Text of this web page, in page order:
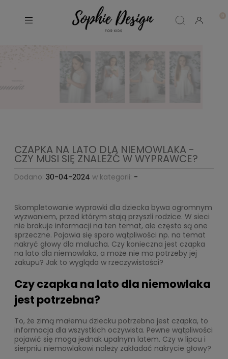
CZAPKA NA LATO DLA NIEMOWLAKA -
CZY MUSI SIĘ ZNALEŹĆ W WYPRAWCE?
Dodano: 30-04-2024 w kategorii: -
Skompletowanie wyprawki dla dziecka bywa ogromnym
wyzwaniem, przed którym stają przyszli rodzice. W sieci
nie brakuje informacji na ten temat, ale często są one
sprzeczne. Pojawia się sporo wątpliwości np. na temat
nakryć głowy dla malucha. Czy konieczna jest czapka
na lato dla niemowlaka, a może nie ma potrzeby jej
zakupu? Jak to wygląda w rzeczywistości?
Czy czapka na lato dla niemowlaka
jest potrzebna?
To, że zimą małemu dziecku potrzebna jest czapka, to
informacja dla wszystkich oczywista. Pewne wątpliwości
pojawić się mogą jednak upalnym latem. Czy w lipcu i
sierpniu niemowlakowi należy zakładać nakrycie głowy?